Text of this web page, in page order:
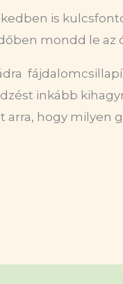
is
mondd le az
inkább
hogy milyen